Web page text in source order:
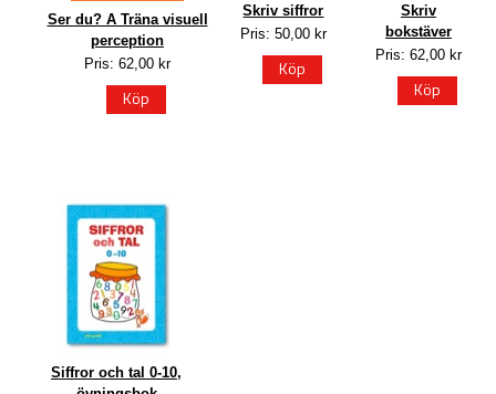
Ser du? A Träna visuell
perception
Pris: 62,00 kr
Köp
Skriv siffror
Pris: 50,00 kr
Köp
Skriv
bokstäver
Pris: 62,00 kr
Köp
Siffror och tal 0-10,